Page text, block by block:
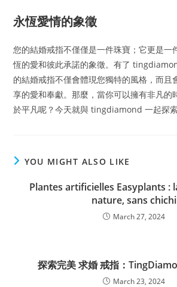
永恆愛情的象徵
您的結婚戒指不僅僅是一件珠寶；它更是一
恆的愛和彼此承諾的象徵。有了
的結婚戒指不僅會體現您獨特的風格，而且
享的愛和奉獻。那麼，當你可以擁有非凡的
於平凡呢？今天就與 tingdiamond 一起探索
YOU MIGHT ALSO LIKE
Plantes artificielles Easyplants :
nature, sans chichi
March 27, 2024
探索完美 求婚 戒指：
March 23, 2024